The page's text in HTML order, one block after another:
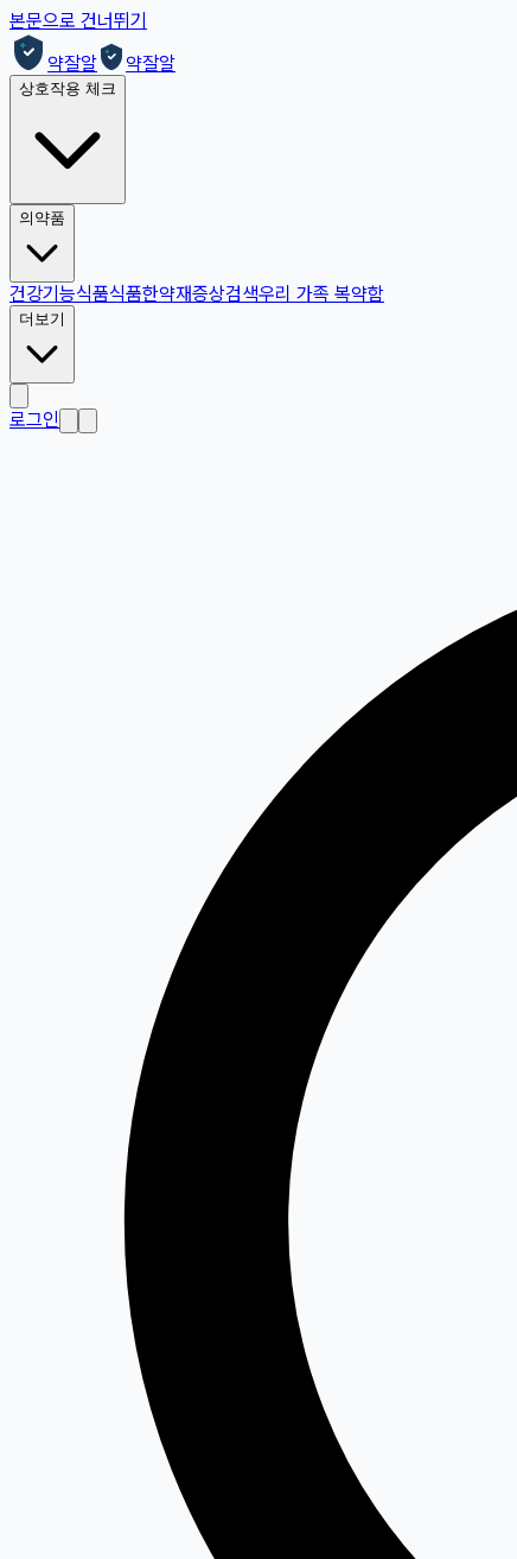
본문으로 건너뛰기
약잘알
약잘알
상호작용 체크
의약품
건강기능식품식품한약재증상검색우리 가족 복약함
더보기
로그인